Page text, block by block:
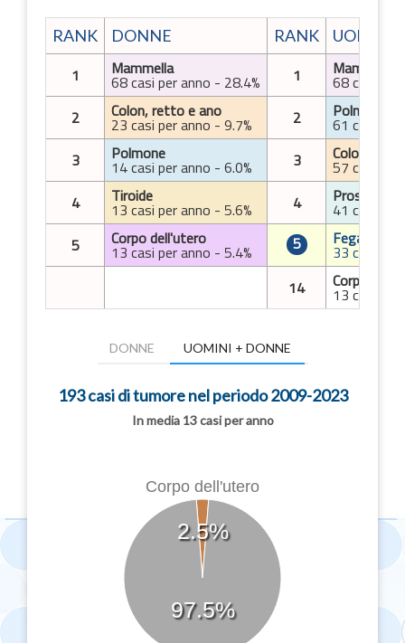
RANK DONNE RANK UOMINI
1 Mammella
68 casi per anno - 28.4% 1 Mammella
68 casi per
2
Colon, retto e ano
23 casi per anno - 9.7% 2 Polmone
61 casi per
3
Polmone
14 casi per anno - 6.0% 3 Colon,
57 casi per
4
Tiroide
13 casi per anno - 5.6% 4 Prostata
41 casi per
5
Corpo dell'utero
13 casi per anno - 5.4% 5 Fegato
33 casi per
14
Corpo
13 casi per
DONNE UOMINI + DONNE
193 casi di tumore nel periodo 2009-2023
In media 13 casi per anno
2.5%
97.5%
Corpo dell'utero